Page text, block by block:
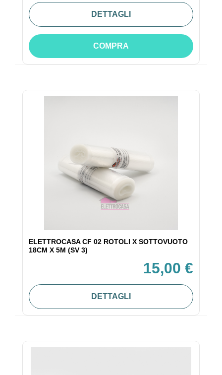
DETTAGLI
COMPRA
ELETTROCASA CF 02 ROTOLI X SOTTOVUOTO
18CM X 5M (SV 3)
15,00 €
DETTAGLI